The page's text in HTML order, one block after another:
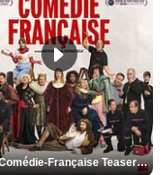
De la Comédie-Française Teaser VF